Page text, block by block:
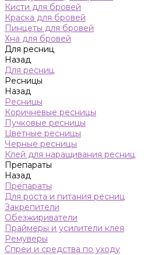
Кисти для бровей
Краска для бровей
Пинцеты для бровей
Хна для бровей
Для ресниц
Назад
Для ресниц
Ресницы
Назад
Ресницы
Коричневые ресницы
Пучковые ресницы
Цветные ресницы
Черные ресницы
Клей для наращивания ресниц
Препараты
Назад
Препараты
Для роста и питания ресниц
Закрепители
Обезжириватели
Праймеры и усилители клея
Ремуверы
Спреи и средства по уходу